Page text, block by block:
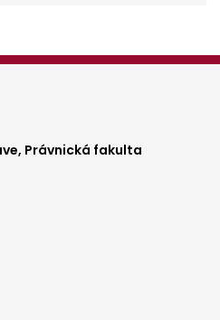
Právnická fakulta